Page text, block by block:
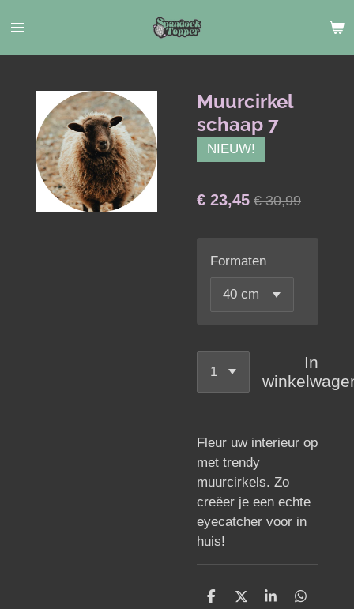
direct
naar
hoofdinhoud
Muurcirkel
schaap 7
NIEUW!
€ 23,45 € 30,99
Formaten
In
Fleur uw interieur op
met trendy
muurcirkels. Zo
creëer je een echte
eyecatcher voor in
huis!
D
D
S
D